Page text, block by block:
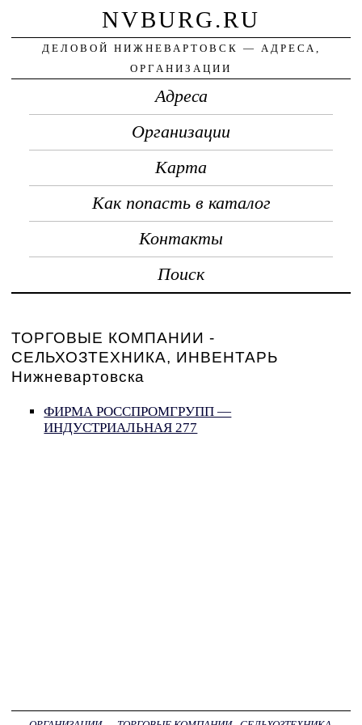
NVBURG.RU
ДЕЛОВОЙ НИЖНЕВАРТОВСК — АДРЕСА,
ОРГАНИЗАЦИИ
Адреса
Организации
Карта
Как попасть в каталог
Контакты
Поиск
ТОРГОВЫЕ КОМПАНИИ -
СЕЛЬХОЗТЕХНИКА, ИНВЕНТАРЬ
Нижневартовска
ФИРМА РОССПРОМГРУПП —
ИНДУСТРИАЛЬНАЯ 277